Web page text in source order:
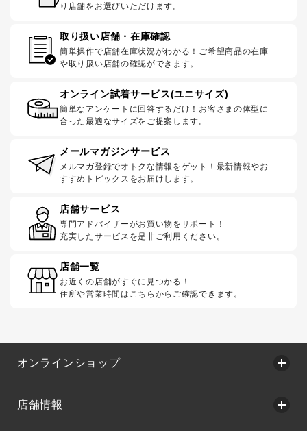
り店舗をお選びいただけます。
取り扱い店舗・在庫確認
簡単操作で店舗在庫状況がわかる！ご希望商品の在庫
や取り扱い店舗の確認ができます。
オンライン試着サービス(ユニサイズ)
簡単なアンケートに回答するだけ！お客さまの体型に
合った最適なサイズをご提案します。
メールマガジンサービス
メルマガ登録でオトクな情報をゲット！最新情報やお
すすめトピックスをお届けします。
店舗サービス
専門アドバイザーがお買い物をサポート！
充実したサービスを是非ご利用ください。
店舗一覧
お近くの店舗がすぐに見つかる！
住所や営業時間はこちらからご確認できます。
オンラインショップ
店舗情報